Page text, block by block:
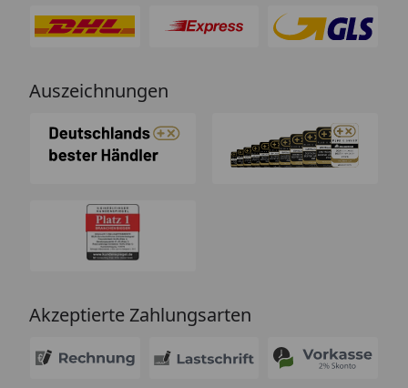
Auszeichnungen
Akzeptierte Zahlungsarten